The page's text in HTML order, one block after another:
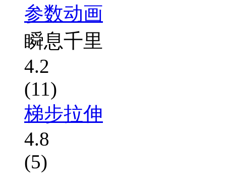
参数动画
瞬息千里
4.2
(11)
梯步拉伸
4.8
(5)